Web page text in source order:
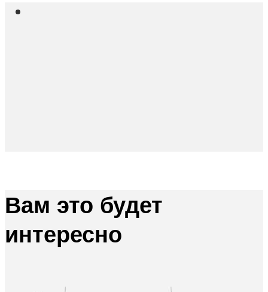
Вам это будет
интересно